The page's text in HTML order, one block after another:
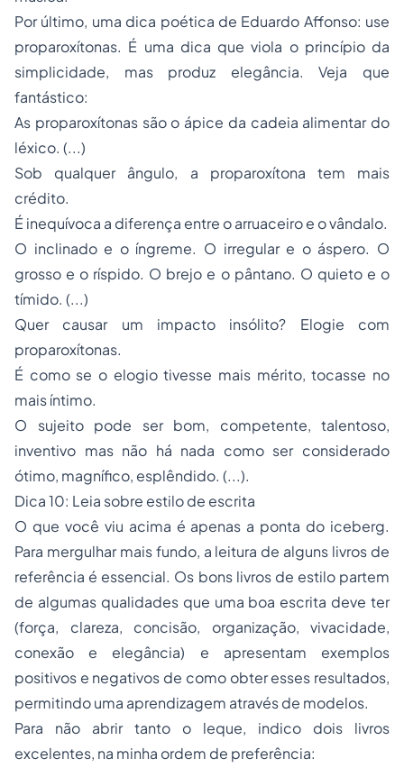
Por último, uma dica poética de Eduardo Affonso: use
proparoxítonas. É uma dica que viola o princípio da
simplicidade, mas produz elegância. Veja que
fantástico:
As proparoxítonas são o ápice da cadeia alimentar do
léxico. (...)
Sob qualquer ângulo, a proparoxítona tem mais
crédito.
É inequívoca a diferença entre o arruaceiro e o vândalo.
O inclinado e o íngreme. O irregular e o áspero. O
grosso e o ríspido. O brejo e o pântano. O quieto e o
tímido. (...)
Quer causar um impacto insólito? Elogie com
proparoxítonas.
É como se o elogio tivesse mais mérito, tocasse no
mais íntimo.
O sujeito pode ser bom, competente, talentoso,
inventivo mas não há nada como ser considerado
ótimo, magnífico, esplêndido. (...).
Dica 10: Leia sobre estilo de escrita
O que você viu acima é apenas a ponta do iceberg.
Para mergulhar mais fundo, a leitura de alguns livros de
referência é essencial. Os bons livros de estilo partem
de algumas qualidades que uma boa escrita deve ter
(força, clareza, concisão, organização, vivacidade,
conexão e elegância) e apresentam exemplos
positivos e negativos de como obter esses resultados,
permitindo uma aprendizagem através de modelos.
Para não abrir tanto o leque, indico dois livros
excelentes, na minha ordem de preferência: